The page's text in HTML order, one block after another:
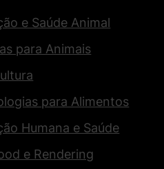
e Saúde Animal
para Animais
para Alimentos
Humana e Saúde
e Rendering